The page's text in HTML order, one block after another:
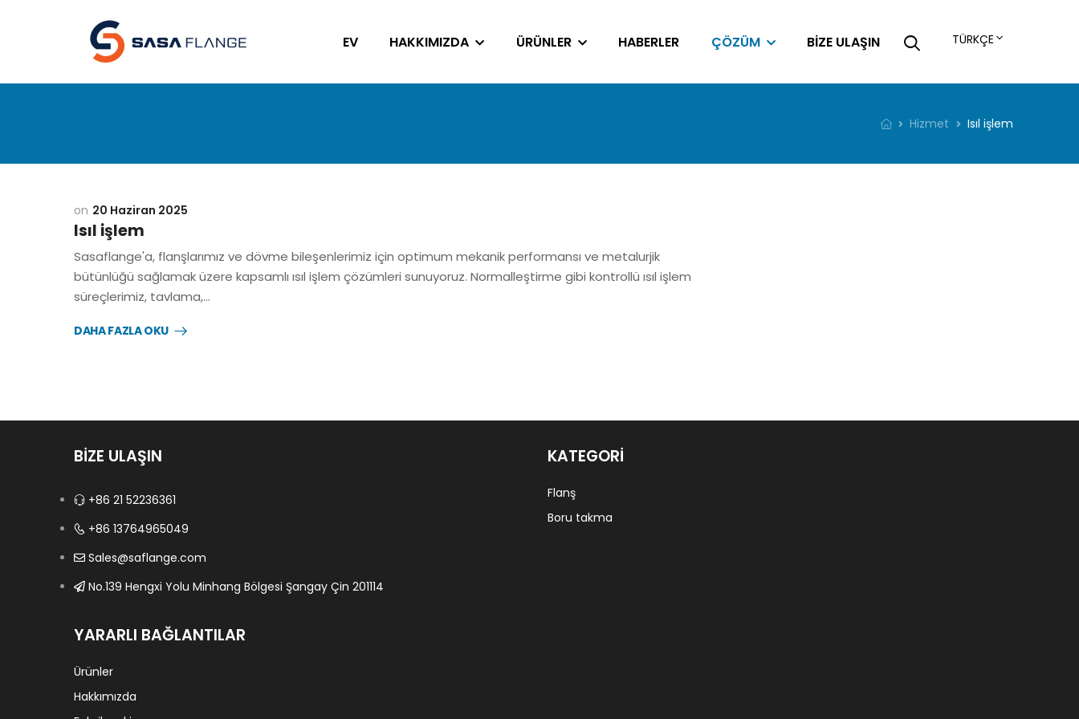
EV HAKKIMIZDA ÜRÜNLER HABERLER ÇÖZÜM BIZE ULAŞIN TÜRKÇE
Hizmet Isıl işlem
20 Haziran 2025
Isıl işlem
Sasaflange'a, flanşlarımız ve dövme bileşenlerimiz için optimum mekanik performansı ve metalurjik
bütünlüğü sağlamak üzere kapsamlı ısıl işlem çözümleri sunuyoruz. Normalleştirme gibi kontrollü ısıl işlem
süreçlerimiz, tavlama,…
DAHA FAZLA OKU
BİZE ULAŞIN
+86 21 52236361
+86 13764965049
Sales@saflange.com
No.139 Hengxi Yolu Minhang Bölgesi Şangay Çin 201114
KATEGORI
Flanş
Boru takma
YARARLI BAĞLANTILAR
Ürünler
Hakkımızda